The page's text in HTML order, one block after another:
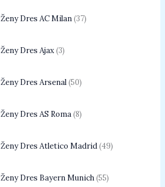
Ženy Dres AC Milan 37
Ženy Dres Ajax 3
Ženy Dres Arsenal 50
Ženy Dres AS Roma 8
Ženy Dres Atletico Madrid 49
Ženy Dres Bayern Munich 55